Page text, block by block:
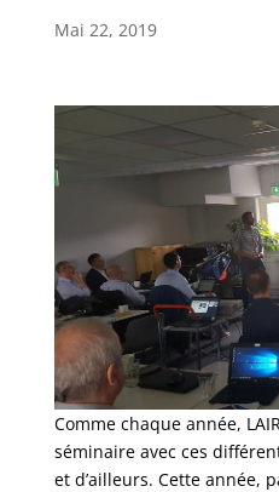
Mai 22, 2019
Comme chaque année,
séminaire avec ces
et d’ailleurs. Cette année,